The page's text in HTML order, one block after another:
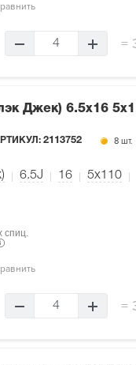
4 =
Джек) 6.5x16
2113752 8 шт.
6.5J 16 5x110
спиц.
4 =